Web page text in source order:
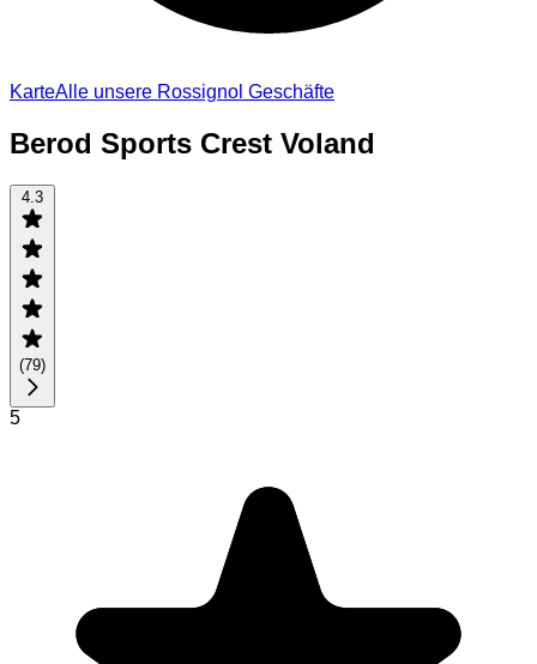
KarteAlle unsere Rossignol Geschäfte
Berod Sports Crest Voland
4.3
(79)
5